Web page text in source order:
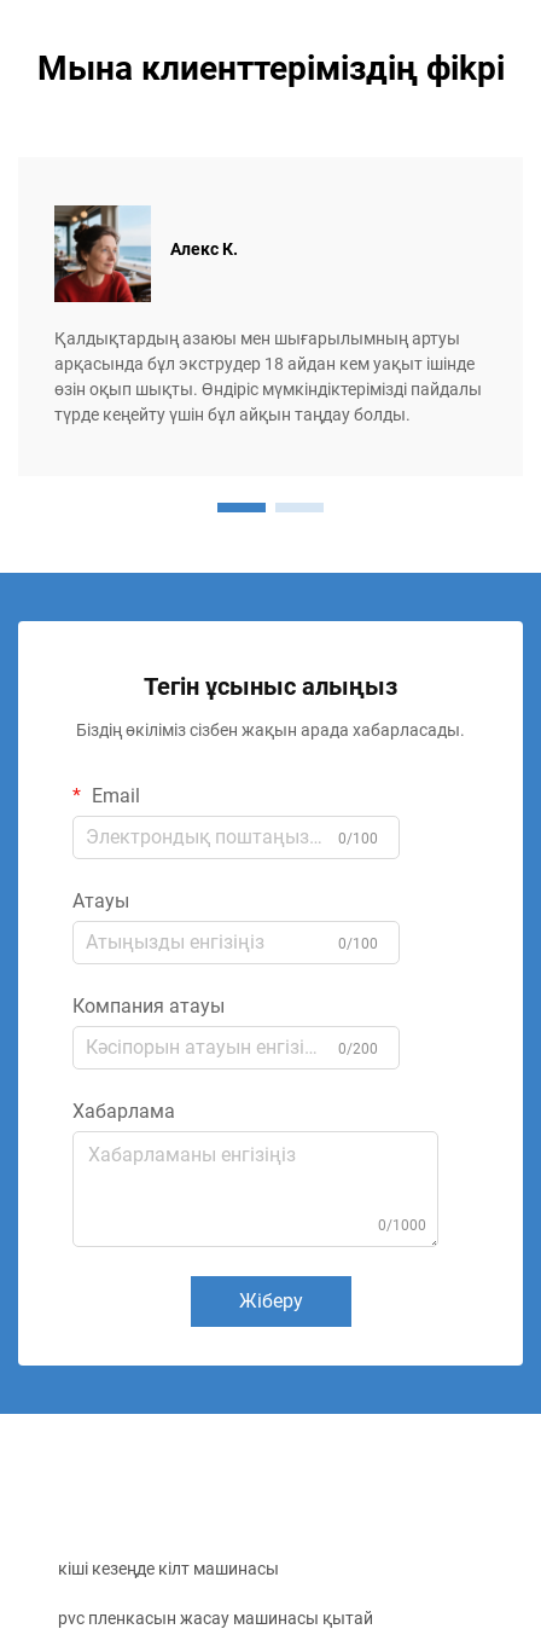
Мына клиенттеріміздің фikрi
Алекс К.
Қалдықтардың азаюы мен шығарылымның артуы
арқасында бұл экструдер 18 айдан кем уақыт ішінде
өзін оқып шықты. Өндіріс мүмкіндіктерімізді пайдалы
түрде кеңейту үшін бұл айқын таңдау болды.
Тегін ұсыныс алыңыз
Біздің өкіліміз сізбен жақын арада хабарласады.
Email
0/100
Атауы
0/100
Компания атауы
0/200
Хабарлама
0/1000
Жіберу
кіші кезеңде кілт машинасы
pvc пленкасын жасау машинасы қытай